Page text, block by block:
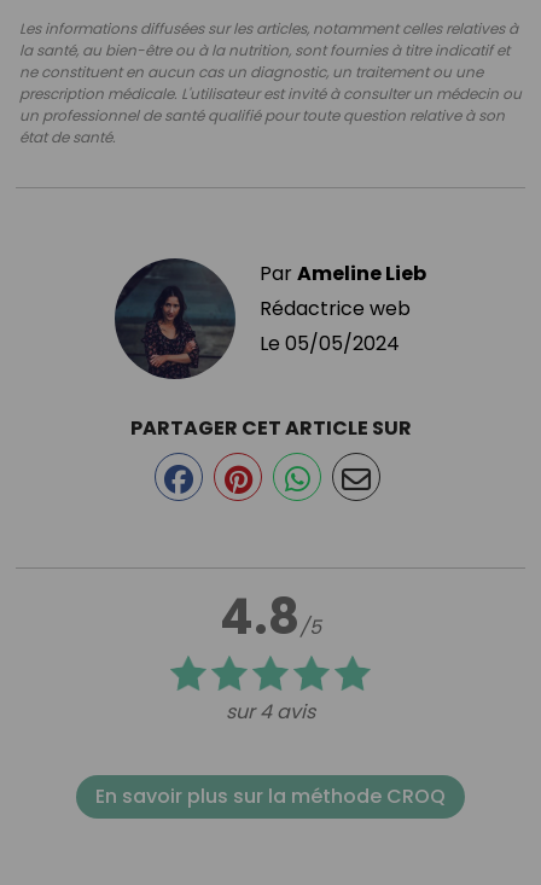
Les informations diffusées sur les articles, notamment celles relatives à
la santé, au bien-être ou à la nutrition, sont fournies à titre indicatif et
ne constituent en aucun cas un diagnostic, un traitement ou une
prescription médicale. L'utilisateur est invité à consulter un médecin ou
un professionnel de santé qualifié pour toute question relative à son
état de santé.
ParAmeline Lieb
Rédactrice web
Le 05/05/2024
4.8/5
sur 4 avis
PARTAGER CET ARTICLE SUR
En savoir plus sur la méthode CROQ